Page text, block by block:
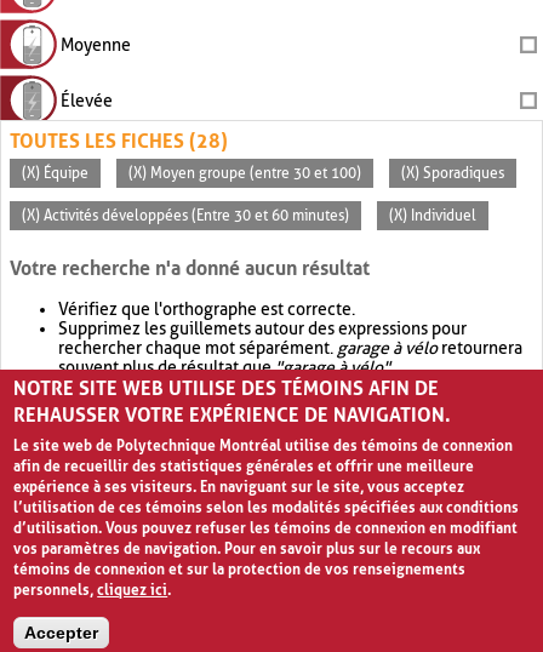
Moyenne
Élevée
TOUTES LES FICHES (28)
(X) Équipe (X) Moyen groupe (entre 30 et 100) (X) Sporadiques
(X) Activités développées (Entre 30 et 60 minutes) (X) Individuel
Votre recherche n'a donné aucun résultat
Vérifiez que l'orthographe est correcte.
Supprimez les guillemets autour des expressions pour
rechercher chaque mot séparément. garage à véloretournera
souvent plus de résultat que"garage à vélo".
Envisagez d'élargir votre recherche avec OR.garage OR vélo
retournera souvent plus de résultat quegarage à vélo
NOTRE SITE WEB UTILISE DES TÉMOINS AFIN DE
REHAUSSER VOTRE EXPÉRIENCE DE NAVIGATION.
Le site web de Polytechnique Montréal utilise des témoins de connexion
afin de recueillir des statistiques générales et offrir une meilleure
expérience à ses visiteurs. En naviguant sur le site, vous acceptez
l’utilisation de ces témoins selon les modalités spécifiées aux conditions
d’utilisation. Vous pouvez refuser les témoins de connexion en modifiant
vos paramètres de navigation. Pour en savoir plus sur le recours aux
témoins de connexion et sur la protection de vos renseignements
personnels,cliquez ici.
Accepter